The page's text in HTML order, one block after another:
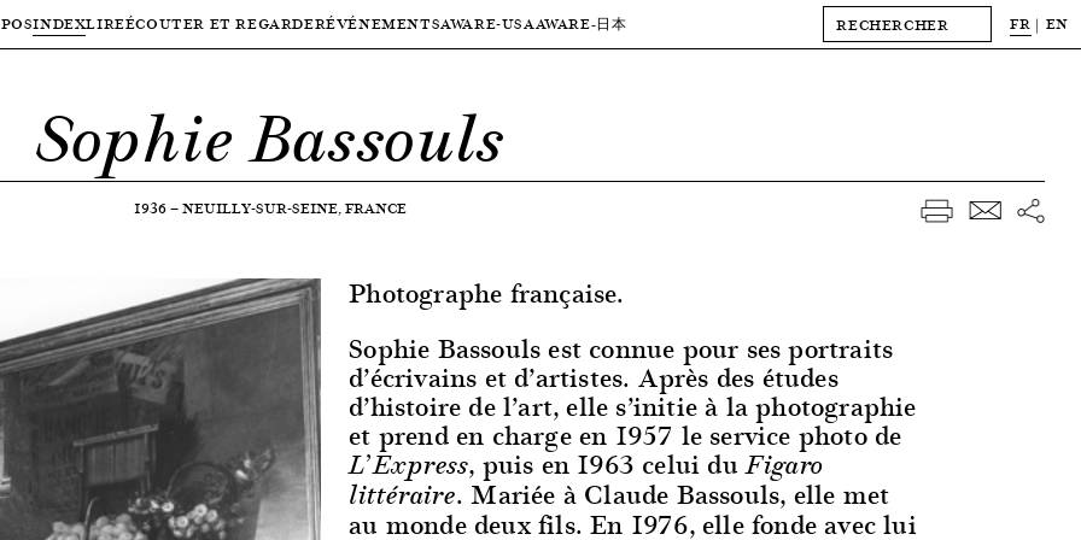
INDEXLIREÉCOUTER ET REGARDERÉVÉNEMENTSAWARE-USAAWARE-日本 FR EN
Sophie Bassouls
1936—NEUILLY-SUR-SEINE, FRANCE
Photographe française.
Sophie Bassouls est connue pour ses portraits
d’écrivains et d’artistes. Après des études
d’histoire de l’art, elle s’initie à la photographie
et prend en charge en 1957 le service photo de
L’Express, puis en 1963 celui duFigaro
littéraire. Mariée à Claude Bassouls, elle met
au monde deux fils. En 1976, elle fonde avec lui